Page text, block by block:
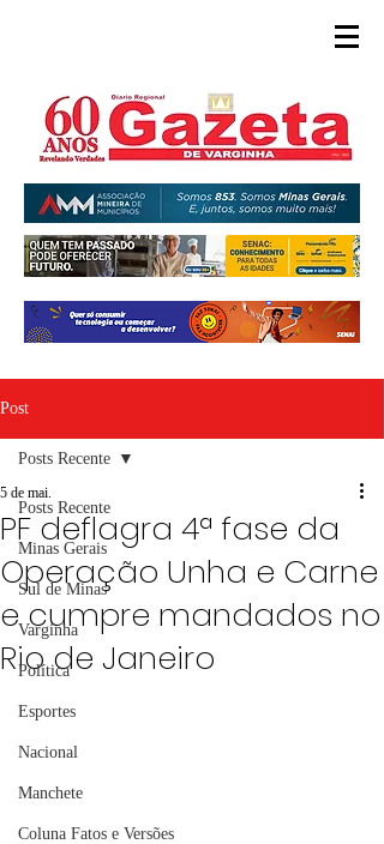
Post
Posts Recente
Minas Gerais
Sul de Minas
Varginha
Política
Esportes
Nacional
Manchete
Coluna Fatos e Versões
Posts Recente
PF deflagra 4ª fase da
Operação Unha e Carne
e cumpre mandados no
Rio de Janeiro
5 de mai.